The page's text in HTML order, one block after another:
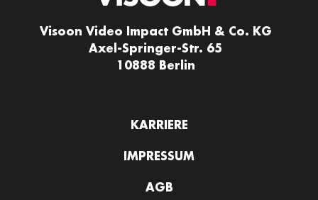
Visoon Video Impact GmbH & Co. KG
Axel-Springer-Str. 65
10888 Berlin
KARRIERE
IMPRESSUM
AGB